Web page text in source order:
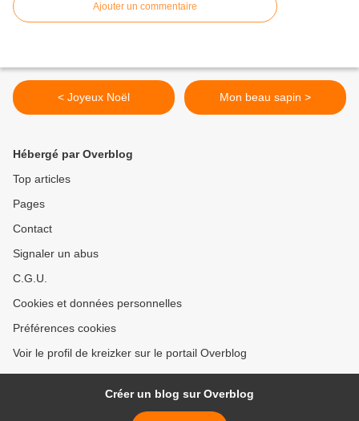
Ajouter un commentaire
< Joyeux Noël Mon beau sapin >
Hébergé par Overblog
Top articles
Pages
Contact
Signaler un abus
C.G.U.
Cookies et données personnelles
Préférences cookies
Voir le profil de kreizker sur le portail Overblog
Créer un blog sur Overblog